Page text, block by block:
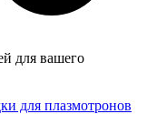
для вашего
для плазмотронов